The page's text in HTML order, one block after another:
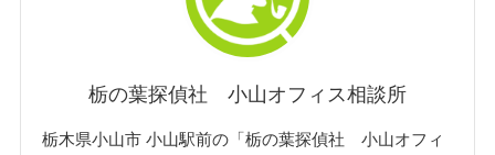
栃の葉探偵社 小山オフィス相談所
栃木県小山市 小山駅前の「栃の葉探偵社 小山オフィ